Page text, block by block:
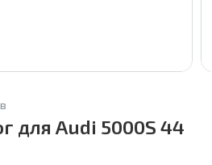
для Audi 5000S 44